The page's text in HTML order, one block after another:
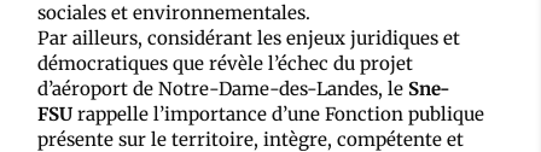
sociales et environnementales.
Par ailleurs, considérant les enjeux juridiques et
démocratiques que révèle l’échec du projet
d’aéroport de Notre-Dame-des-Landes, le Sne-
FSU rappelle l’importance d’une Fonction publique
présente sur le territoire, intègre, compétente et